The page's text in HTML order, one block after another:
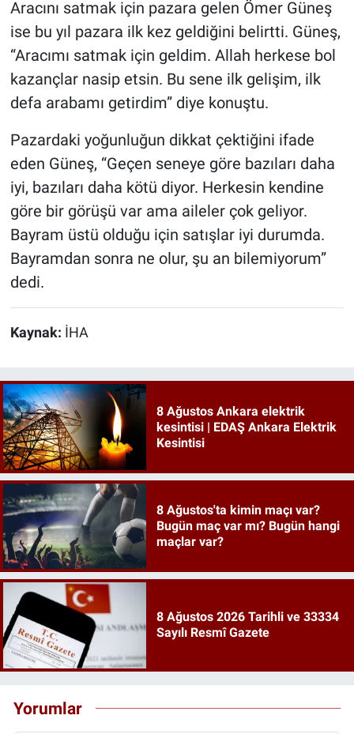
Aracını satmak için pazara gelen Ömer Güneş
ise bu yıl pazara ilk kez geldiğini belirtti. Güneş,
“Aracımı satmak için geldim. Allah herkese bol
kazançlar nasip etsin. Bu sene ilk gelişim, ilk
defa arabamı getirdim” diye konuştu.
Pazardaki yoğunluğun dikkat çektiğini ifade
eden Güneş, “Geçen seneye göre bazıları daha
iyi, bazıları daha kötü diyor. Herkesin kendine
göre bir görüşü var ama aileler çok geliyor.
Bayram üstü olduğu için satışlar iyi durumda.
Bayramdan sonra ne olur, şu an bilemiyorum”
dedi.
Kaynak: İHA
8 Ağustos Ankara elektrik
kesintisi | EDAŞ Ankara Elektrik
Kesintisi
8 Ağustos'ta kimin maçı var?
Bugün maç var mı? Bugün hangi
maçlar var?
8 Ağustos 2026 Tarihli ve 33334
Sayılı Resmî Gazete
Yorumlar